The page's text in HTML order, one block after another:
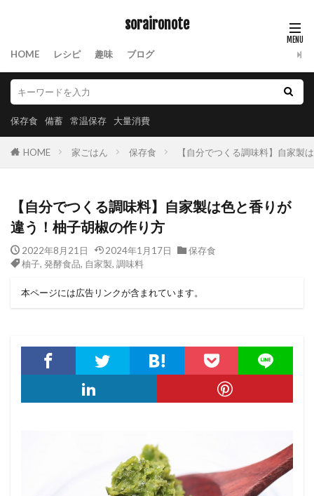
soraironote
HOME レシピ 趣味 ブログ
保存食 備蓄 常温保存 大量消費
HOME 家ごはん 保存食 【自分でつくる調味料】自家製
【自分でつくる調味料】自家製は色と香りが
違う！柚子胡椒の作り方
2022年8月21日 2024年1月17日
保存食
柚子, 発酵食品, 自家製, 調味料
本ページには広告リンクが含まれています。